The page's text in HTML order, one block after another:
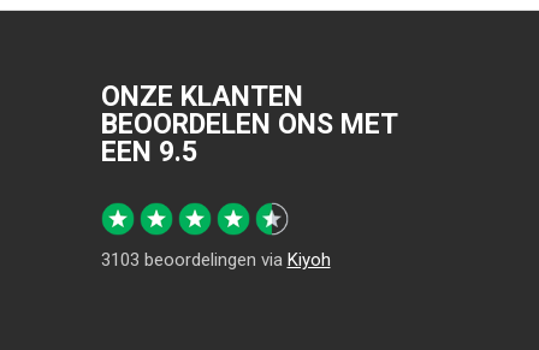
ONZE KLANTEN
BEOORDELEN ONS MET
EEN 9.5
3103 beoordelingen via Kiyoh